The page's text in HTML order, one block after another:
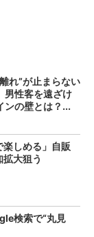
れ”が止まらない
男性客を遠ざけ
ンの壁とは？...
しめる」自販
大狙う
検索で“丸見